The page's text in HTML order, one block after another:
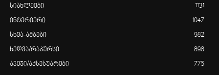
სიახლეები 1131
ინტერიერი 1047
სხვა-ამბები 982
ხედვა/რაკურსი 898
ავეჯი/აქსესუარები 775